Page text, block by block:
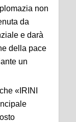
non
da
e darà
della pace
un
«IRINI